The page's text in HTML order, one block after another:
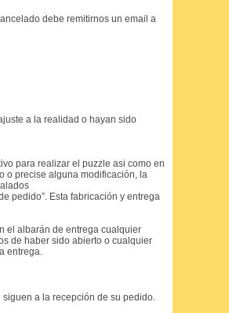
debe remitirnos un email a
a la realidad o hayan sido
para realizar el puzzle asi como en
o precise alguna modificación, la
pedido”. Esta fabricación y entrega
el albarán de entrega cualquier
de haber sido abierto o cualquier
entrega.
a la recepción de su pedido.